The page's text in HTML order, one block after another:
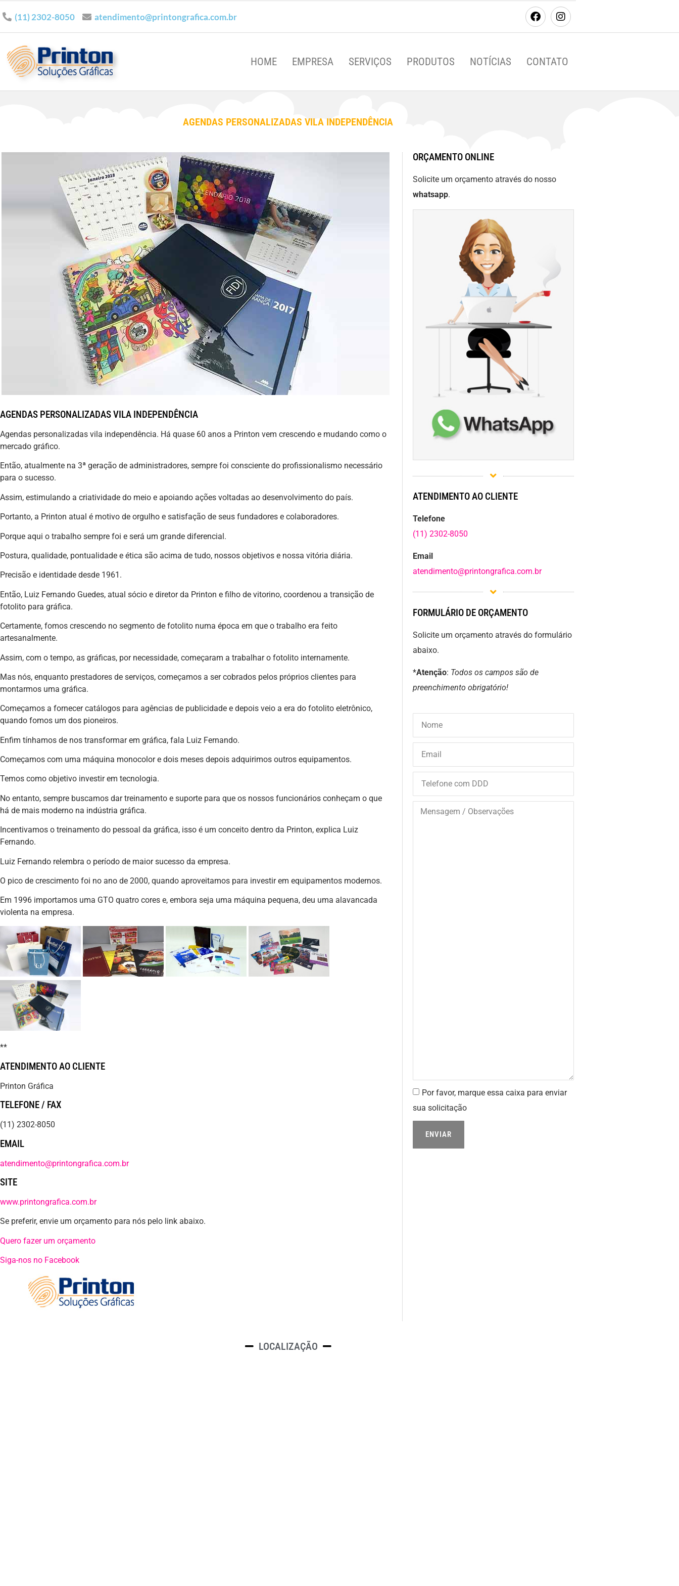
(11) 2302-8050 atendimento@printongrafica.com.br
HOME EMPRESA SERVIÇOS PRODUTOS NOTÍCIAS CONTATO
AGENDAS PERSONALIZADAS VILA INDEPENDÊNCIA
AGENDAS PERSONALIZADAS VILA INDEPENDÊNCIA
Agendas personalizadas vila independência. Há quase 60 anos a Printon vem crescendo e mudando como o
mercado gráfico.
Então, atualmente na 3ª geração de administradores, sempre foi consciente do profissionalismo necessário
para o sucesso.
Assim, estimulando a criatividade do meio e apoiando ações voltadas ao desenvolvimento do país.
Portanto, a Printon atual é motivo de orgulho e satisfação de seus fundadores e colaboradores.
Porque aqui o trabalho sempre foi e será um grande diferencial.
Postura, qualidade, pontualidade e ética são acima de tudo, nossos objetivos e nossa vitória diária.
Precisão e identidade desde 1961.
Então, Luiz Fernando Guedes, atual sócio e diretor da Printon e filho de vitorino, coordenou a transição de
fotolito para gráfica.
Certamente, fomos crescendo no segmento de fotolito numa época em que o trabalho era feito
artesanalmente.
Assim, com o tempo, as gráficas, por necessidade, começaram a trabalhar o fotolito internamente.
Mas nós, enquanto prestadores de serviços, começamos a ser cobrados pelos próprios clientes para
montarmos uma gráfica.
Começamos a fornecer catálogos para agências de publicidade e depois veio a era do fotolito eletrônico,
quando fomos um dos pioneiros.
Enfim tínhamos de nos transformar em gráfica, fala Luiz Fernando.
Começamos com uma máquina monocolor e dois meses depois adquirimos outros equipamentos.
Temos como objetivo investir em tecnologia.
No entanto, sempre buscamos dar treinamento e suporte para que os nossos funcionários conheçam o que
há de mais moderno na indústria gráfica.
Incentivamos o treinamento do pessoal da gráfica, isso é um conceito dentro da Printon, explica Luiz
Fernando.
Luiz Fernando relembra o período de maior sucesso da empresa.
O pico de crescimento foi no ano de 2000, quando aproveitamos para investir em equipamentos modernos.
Em 1996 importamos uma GTO quatro cores e, embora seja uma máquina pequena, deu uma alavancada
violenta na empresa.
**
ATENDIMENTO AO CLIENTE
Printon Gráfica
TELEFONE / FAX
(11) 2302-8050
EMAIL
atendimento@printongrafica.com.br
SITE
www.printongrafica.com.br
Se preferir, envie um orçamento para nós pelo link abaixo.
Quero fazer um orçamento
Siga-nos no Facebook
ORÇAMENTO ONLINE
Solicite um orçamento através do nosso
whatsapp.
ATENDIMENTO AO CLIENTE
Telefone
(11) 2302-8050
Email
atendimento@printongrafica.com.br
FORMULÁRIO DE ORÇAMENTO
Solicite um orçamento através do formulário
abaixo.
*Atenção: Todos os campos são de
preenchimento obrigatório!
Por favor, marque essa caixa para enviar
sua solicitação
ENVIAR
LOCALIZAÇÃO